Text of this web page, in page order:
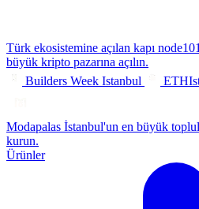
Türk ekosistemine açılan kapı
büyük kripto pazarına açılın.
Builders Week Istanbul
Modapalas İstanbul'un en büyük
kurun.
Ürünler